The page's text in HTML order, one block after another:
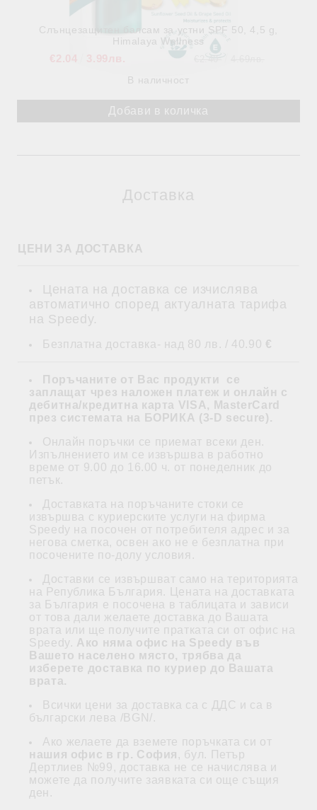
Слънцезащитен балсам за устни SPF 50, 4,5 g,
Himalaya Wellness
В наличност
Доставка
ЦЕНИ ЗА ДОСТАВКА
Цената на доставка се изчислява
автоматично според актуалната тарифа
на Speedy.
Безплатна доставка- над 80 лв. / 40.90 €
Поръчаните от Вас продукти се
заплащат чрез наложен платеж и онлайн с
дебитна/кредитна карта VISA, MasterCard
през системата на БОРИКА (3-D secure).
Онлайн поръчки се приемат всеки ден.
Изпълнението им се извършва в работно
време от 9.00 до 16.00 ч. от понеделник до
петък.
Доставката на поръчаните стоки се
извършва с куриерските услуги на фирма
Speedy на посочен от потребителя адрес и за
негова сметка, освен ако не е безплатна при
посочените по-долу условия.
Доставки се извършват само на територията
на Република България. Цената на доставката
за България е посочена в таблицата и зависи
от това дали желаете доставка до Вашата
врата или ще получите пратката си от офис на
Speedy. Ако няма офис на Speedy във
Вашето населено място, трябва да
изберете доставка по куриер до Вашата
врата.
Всички цени за доставка са с ДДС и са в
български лева /BGN/.
Ако желаете да вземете поръчката си от
нашия офис в гр. София , бул. Петър
Дертлиев №99, доставка не се начислява и
можете да получите заявката си още същия
ден.